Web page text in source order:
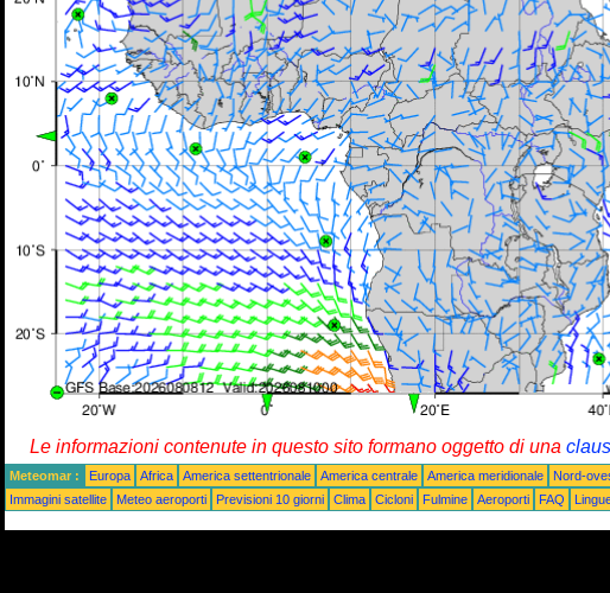
Le informazioni contenute in questo sito formano oggetto di una
Meteomar : Europa Africa America settentrionale America centrale America meridionale Nord-
Immagini satellite
Meteo aeroporti Previsioni 10 giorni Clima Cicloni Fulmine Aeroporti FAQ